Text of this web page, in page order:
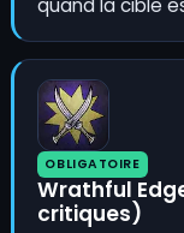
quand la cible
OBLIGATOIRE
Wrathful
critiques)